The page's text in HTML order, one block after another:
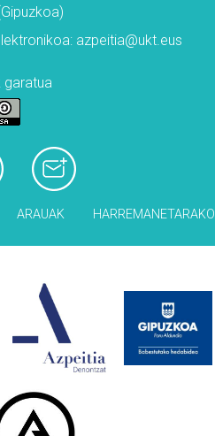
azpeitia@ukt.eus
garatua
ARAUAK HARREMANETARAKO